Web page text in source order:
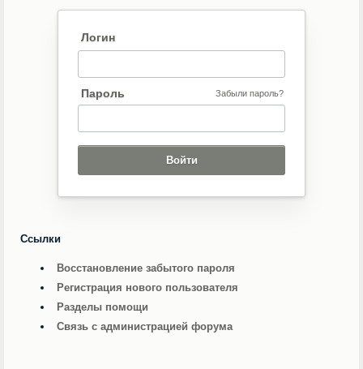
Логин
Пароль Забыли пароль?
Ссылки
Восстановление забытого пароля
Регистрация нового пользователя
Разделы помощи
Связь с администрацией форума